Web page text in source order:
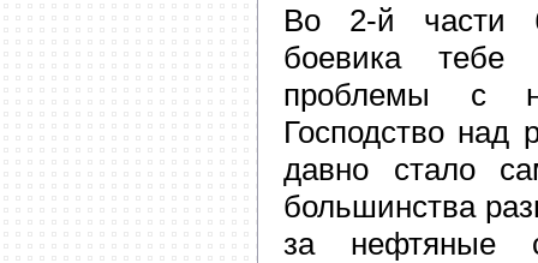
Во 2-й части
боевика тебе
проблемы с
Господство над
давно стало
большинства
за нефтяные